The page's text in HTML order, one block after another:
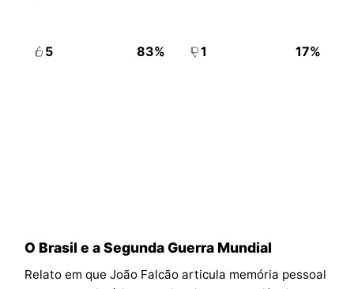
5 83% 1 17%
O Brasil e a Segunda Guerra Mundial
Relato em que João Falcão articula memória pessoal